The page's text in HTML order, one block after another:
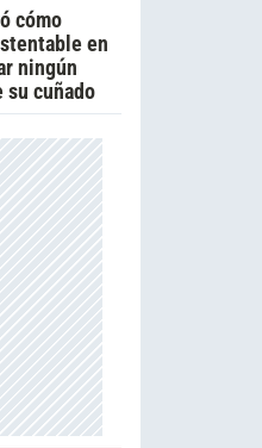
cómo
en
ningún
su cuñado